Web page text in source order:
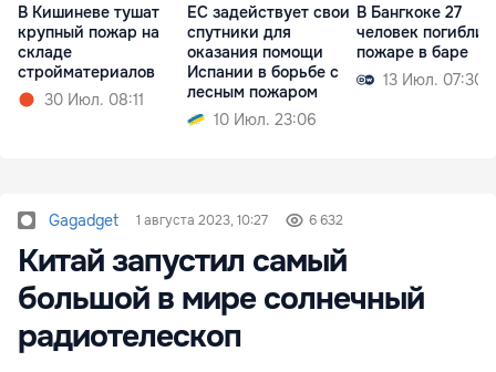
В Кишиневе тушат
крупный пожар на
складе
стройматериалов
30 Июл. 08:11
ЕС задействует свои
спутники для
оказания помощи
Испании в борьбе с
лесным пожаром
10 Июл. 23:06
В Бангкоке 27
человек погибли
пожаре в баре
13 Июл. 07:30
Gagadget 1 августа 2023, 10:27 6 632
Китай запустил самый
большой в мире солнечный
радиотелескоп